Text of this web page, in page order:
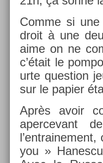
Comme si
droit à une
aime on ne
c’était le
ur­te ques­tion
sur le papi­er
Après avoir
aper­cevant
you »